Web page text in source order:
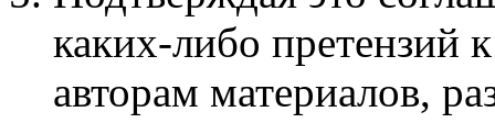
каких-либо претензий
авторам материалов,